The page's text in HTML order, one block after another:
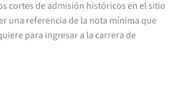
cortes de admisión históricos en el sitio
una referencia de la nota mínima que
para ingresar a la carrera de